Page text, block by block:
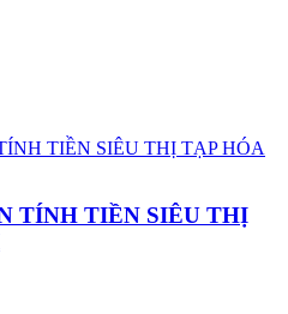
TÍNH TIỀN SIÊU THỊ